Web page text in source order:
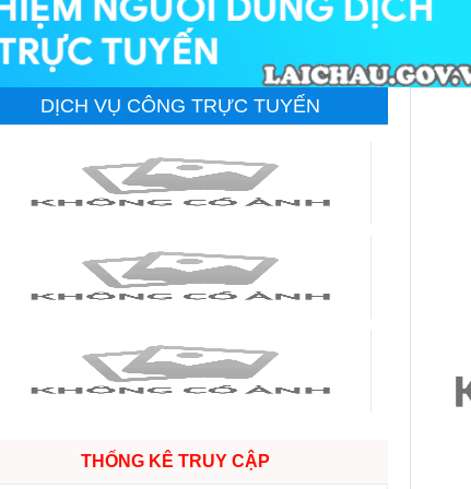
Hội nghị gặp gỡ, tiếp xúc, đối thoại với đoàn viên, người
lao động năm 2026
DỊCH VỤ CÔNG TRỰC TUYẾN
THỐNG KÊ TRUY CẬP